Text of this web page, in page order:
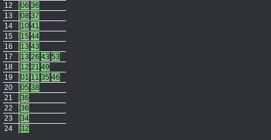
12
06 36
13
08 37
14
10 41
15
15 44
16
13 43
17
13 26 43 53
18
12 21 49
19
01 11 35 46
20
05 38
21
36
22
36
23
34
24
32